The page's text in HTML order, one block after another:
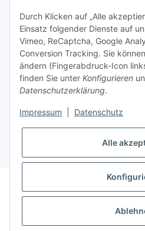
Informationen
Sie haben
+43 732 67
* Alle Preise inkl. gesetzlicher USt., zzgl.
Durch Klicken auf „Alle
Einsatz folgender Dienste auf
Vimeo, ReCaptcha, Google
Conversion Tracking. Sie
ändern (Fingerabdruck-Icon
finden Sie unter Konfigurieren
Datenschutzerklärung.
Impressum Datenschutz
Alle